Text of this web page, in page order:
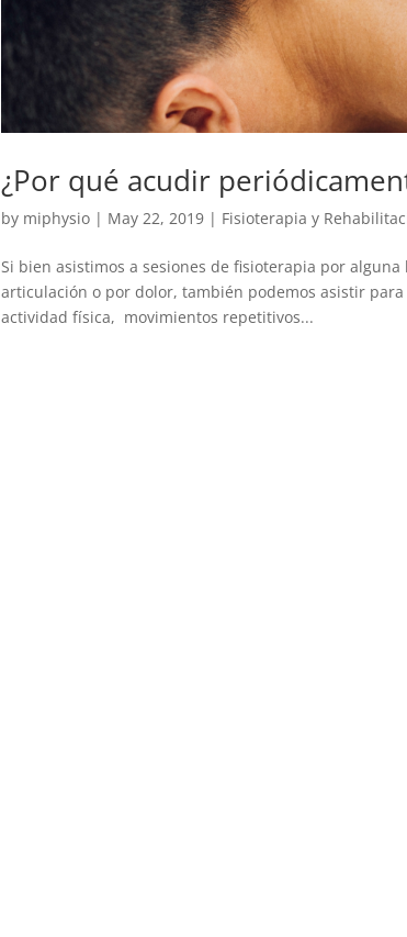
¿Por qué acudir
by miphysio| May 22, 2019| Fisioterapia y
Si bien asistimos a sesiones de fisioterapia por
articulación o por dolor, también podemos asistir
actividad física, movimientos repetitivos...